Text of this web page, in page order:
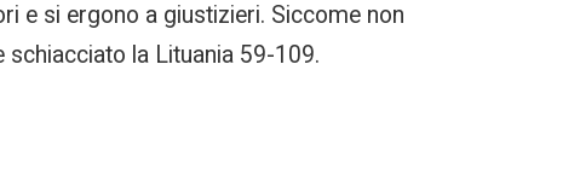
e si ergono a giustizieri. Siccome non
la Lituania 59-109.